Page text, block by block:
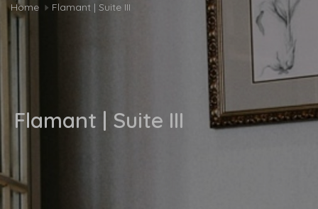
Home Flamant | Suite III
Flamant | Suite III